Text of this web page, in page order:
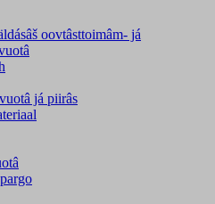
oovtâsttoimâm- já
já piirâs